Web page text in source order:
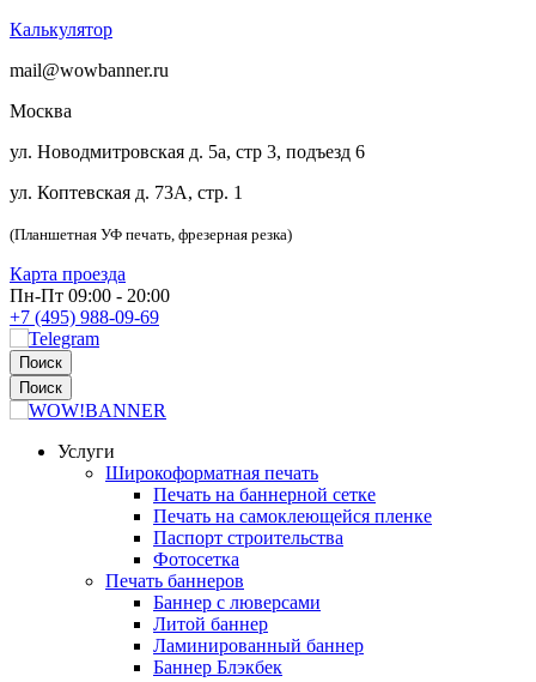
Калькулятор
mail@wowbanner.ru
Москва
ул. Новодмитровская д. 5а, стр 3, подъезд 6
ул. Коптевская д. 73А, стр. 1
(Планшетная УФ печать, фрезерная резка)
Карта проезда
Пн-Пт 09:00 - 20:00
+7 (495) 988-09-69
Поиск
Поиск
Услуги
Широкоформатная печать
Печать на баннерной сетке
Печать на самоклеющейся пленке
Паспорт строительства
Фотосетка
Печать баннеров
Баннер с люверсами
Литой баннер
Ламинированный баннер
Баннер Блэкбек